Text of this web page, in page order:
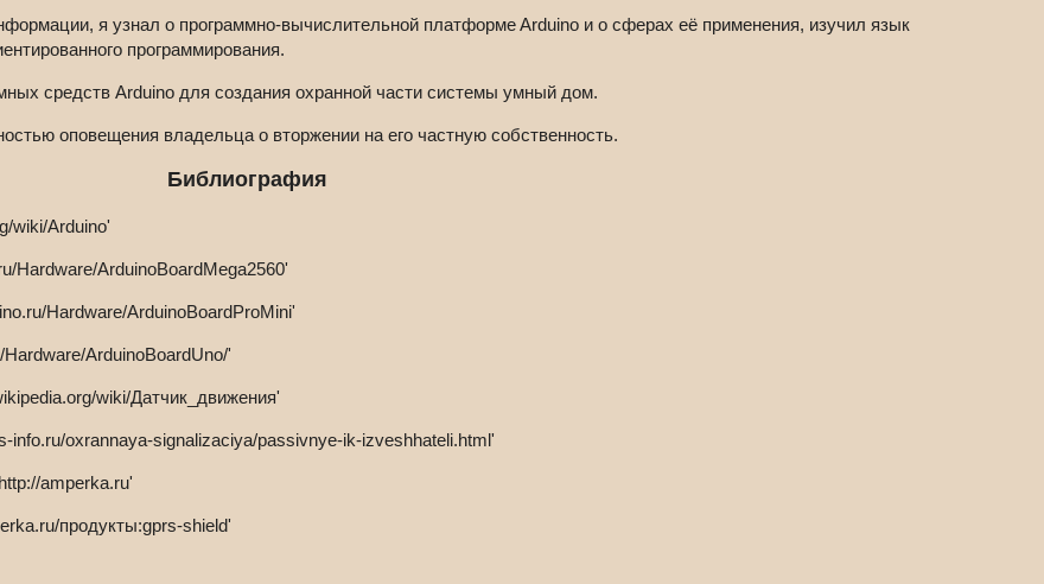
я узнал о программно-вычислительной платформe Arduino и о сферах её применения, изучил язык
программирования.
средств Arduino для создания охранной части системы умный дом.
оповещения владельца о вторжении на его частную собственность.
Библиография
wiki/Arduino'
Hardware/ArduinoBoardMega2560'
Hardware/ArduinoBoardProMini'
ArduinoBoardUno/'
wiki/Датчик_движения'
oxrannaya-signalizaciya/passivnye-ik-izveshhateli.html'
amperka.ru'
продукты:gprs-shield'